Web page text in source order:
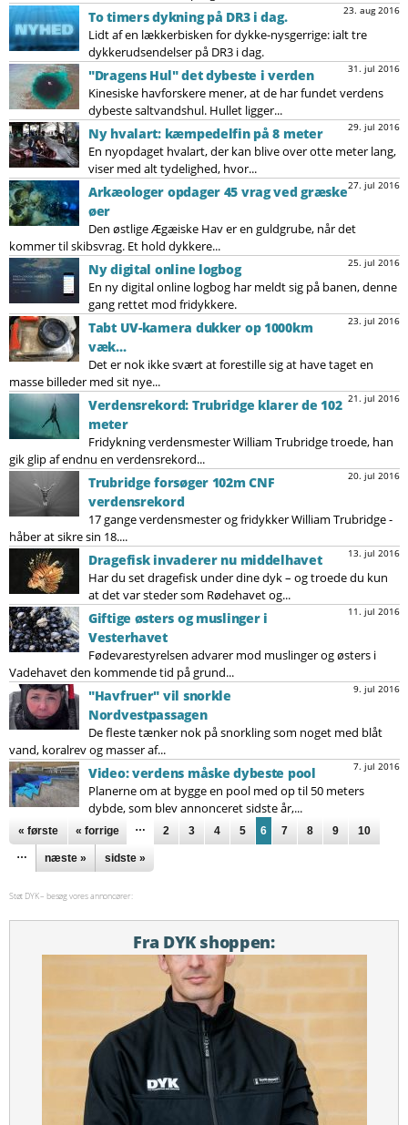
23. aug 2016
To timers dykning på DR3 i dag.
Lidt af en lækkerbisken for dykke-nysgerrige: ialt tre
dykkerudsendelser på DR3 i dag.
31. jul 2016
"Dragens Hul" det dybeste i verden
Kinesiske havforskere mener, at de har fundet verdens
dybeste saltvandshul. Hullet ligger...
29. jul 2016
Ny hvalart: kæmpedelfin på 8 meter
En nyopdaget hvalart, der kan blive over otte meter lang,
viser med alt tydelighed, hvor...
27. jul 2016
Arkæologer opdager 45 vrag ved græske
øer
Den østlige Ægæiske Hav er en guldgrube, når det
kommer til skibsvrag. Et hold dykkere...
25. jul 2016
Ny digital online logbog
En ny digital online logbog har meldt sig på banen, denne
gang rettet mod fridykkere.
23. jul 2016
Tabt UV-kamera dukker op 1000km
væk...
Det er nok ikke svært at forestille sig at have taget en
masse billeder med sit nye...
21. jul 2016
Verdensrekord: Trubridge klarer de 102
meter
Fridykning verdensmester William Trubridge troede, han
gik glip af endnu en verdensrekord...
20. jul 2016
Trubridge forsøger 102m CNF
verdensrekord
17 gange verdensmester og fridykker William Trubridge -
håber at sikre sin 18....
13. jul 2016
Dragefisk invaderer nu middelhavet
Har du set dragefisk under dine dyk – og troede du kun
at det var steder som Rødehavet og...
11. jul 2016
Giftige østers og muslinger i
Vesterhavet
Fødevarestyrelsen advarer mod muslinger og østers i
Vadehavet den kommende tid på grund...
9. jul 2016
"Havfruer" vil snorkle
Nordvestpassagen
De fleste tænker nok på snorkling som noget med blåt
vand, koralrev og masser af...
7. jul 2016
Video: verdens måske dybeste pool
Planerne om at bygge en pool med op til 50 meters
dybde, som blev annonceret sidste år,...
Sider
« første « forrige … 2 3 4 5 6 7 8 9
10
…
næste » sidste »
Støt DYK – besøg vores annoncører:
Fra DYK shoppen: